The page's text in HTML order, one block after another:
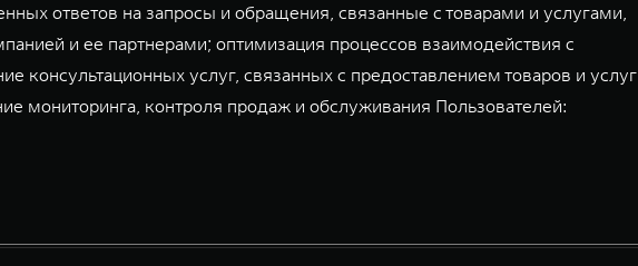
ответов на запросы и обращения, связанные с товарами и услугами,
и ее партнерами; оптимизация процессов взаимодействия с
консультационных услуг, связанных с предоставлением товаров и услуг
мониторинга, контроля продаж и обслуживания Пользователей: